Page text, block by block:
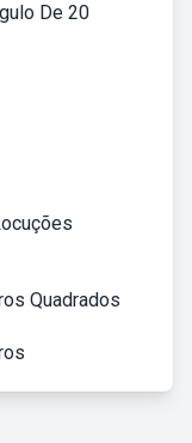
De 20
Quadrados